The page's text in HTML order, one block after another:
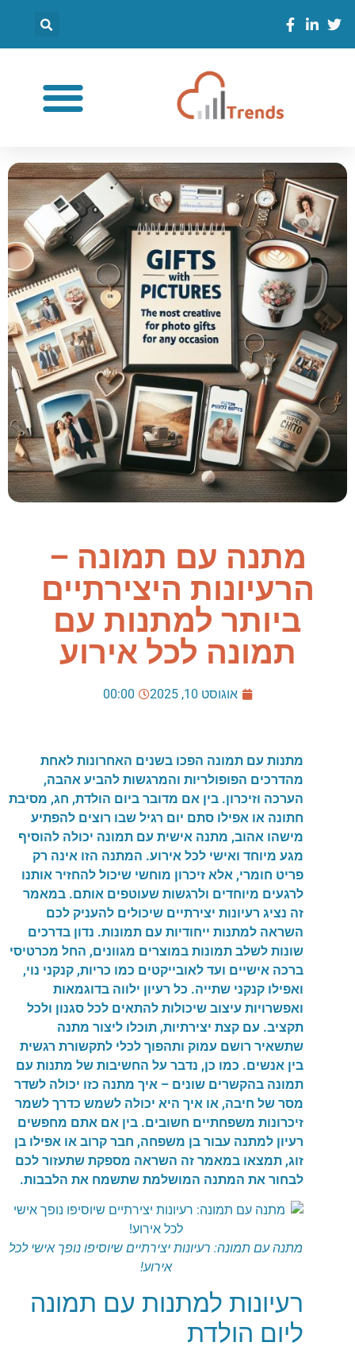
מתנה עם תמונה –
הרעיונות היצירתיים
ביותר למתנות עם
תמונה לכל אירוע
אוגוסט 10, 2025 00:00
מתנות עם תמונה הפכו בשנים האחרונות לאחת
מהדרכים הפופולריות והמרגשות להביע אהבה,
הערכה וזיכרון. בין אם מדובר ביום הולדת, חג, מסיבת
חתונה או אפילו סתם יום רגיל שבו רוצים להפתיע
מישהו אהוב, מתנה אישית עם תמונה יכולה להוסיף
מגע מיוחד ואישי לכל אירוע. המתנה הזו אינה רק
פריט חומרי, אלא זיכרון מוחשי שיכול להחזיר אותנו
לרגעים מיוחדים ולרגשות שעוטפים אותם. במאמר
זה נציג רעיונות יצירתיים שיכולים להעניק לכם
השראה למתנות ייחודיות עם תמונות. נדון בדרכים
שונות לשלב תמונות במוצרים מגוונים, החל מכרטיסי
ברכה אישיים ועד לאובייקטים כמו כריות, קנקני נוי,
ואפילו קנקני שתייה. כל רעיון ילווה בדוגמאות
ואפשרויות עיצוב שיכולות להתאים לכל סגנון ולכל
תקציב. עם קצת יצירתיות, תוכלו ליצור מתנה
שתשאיר רושם עמוק ותהפוך לכלי לתקשורת רגשית
בין אנשים. כמו כן, נדבר על החשיבות של מתנות עם
תמונה בהקשרים שונים – איך מתנה כזו יכולה לשדר
מסר של חיבה, או איך היא יכולה לשמש כדרך לשמר
זיכרונות משפחתיים חשובים. בין אם אתם מחפשים
רעיון למתנה עבור בן משפחה, חבר קרוב או אפילו בן
זוג, תמצאו במאמר זה השראה מספקת שתעזור לכם
לבחור את המתנה המושלמת שתשמח את הלבבות.
מתנה עם תמונה: רעיונות יצירתיים שיוסיפו נופך אישי לכל
אירוע!
רעיונות למתנות עם תמונה
ליום הולדת